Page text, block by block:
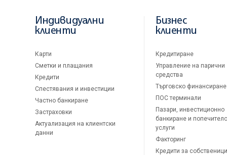
Индивидуални
клиенти
Карти
Сметки и плащания
Кредити
Спестявания и инвестиции
Частно банкиране
Застраховки
Актуализация на клиентски
данни
Бизнес
клиенти
Кредитиране
Управление на парични
средства
Търговско финансиране
ПОС терминали
Пазари, инвестиционно
банкиране и
услуги
Факторинг
Кредити за